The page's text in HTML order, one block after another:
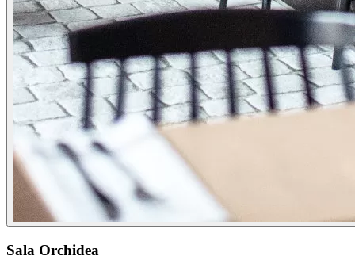
Sala Orchidea